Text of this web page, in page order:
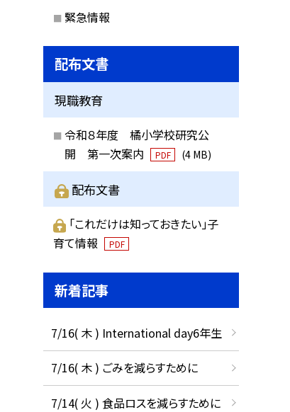
緊急情報
配布文書
現職教育
令和８年度 橘小学校研究公
開 第一次案内
PDF (4 MB)
配布文書
「これだけは知っておきたい」子
育て情報
PDF
新着記事
7/16( 木 ) International day6年生
7/16( 木 ) ごみを減らすために
7/14( 火 ) 食品ロスを減らすために